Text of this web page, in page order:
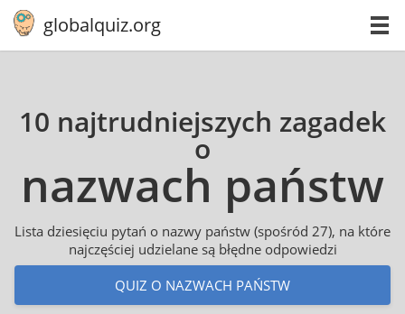
globalquiz.org
10 najtrudniejszych zagadek
o
nazwach państw
Lista dziesięciu pytań o nazwy państw (spośród 27), na które
najczęściej udzielane są błędne odpowiedzi
QUIZ O NAZWACH PAŃSTW